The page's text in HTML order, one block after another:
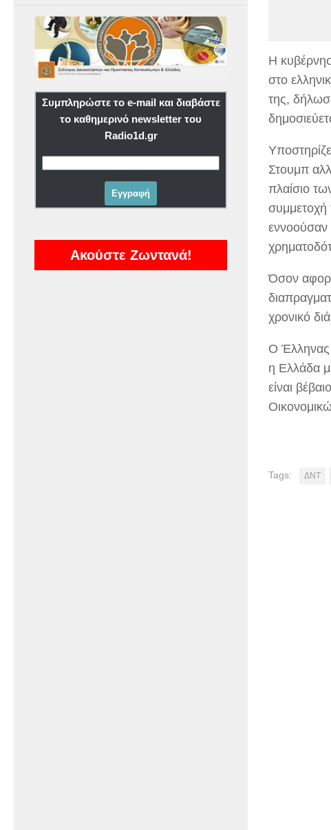
Η
στο
της,
Στουμπ
πλαίσιο
συμμετοχή
εννοούσαν
Όσον
χρονικό
Ο Έλληνας
η Ελλάδα
είναι
Tags: ΔΝΤ
Συμπληρώστε το e-mail και διαβάστε
το καθημερινό newsletter του
Radio1d.gr
Ακούστε Ζωντανά!